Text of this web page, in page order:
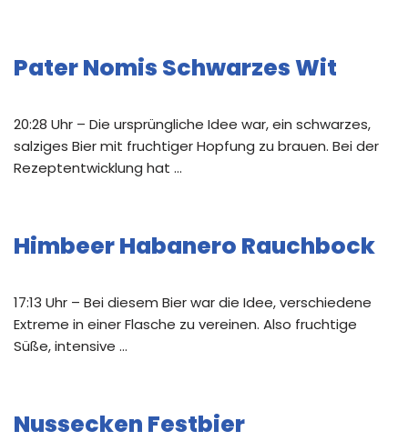
Pater Nomis Schwarzes Wit
20:28 Uhr – Die ursprüngliche Idee war, ein schwarzes,
salziges Bier mit fruchtiger Hopfung zu brauen. Bei der
Rezeptentwicklung hat …
Himbeer Habanero Rauchbock
17:13 Uhr – Bei diesem Bier war die Idee, verschiedene
Extreme in einer Flasche zu vereinen. Also fruchtige
Süße, intensive …
Nussecken Festbier